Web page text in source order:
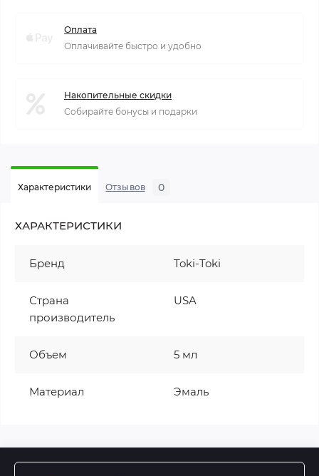
Оплата
Оплачивайте быстро и удобно
Накопительные скидки
Собирайте бонусы и подарки
Характеристики Отзывов 0
ХАРАКТЕРИСТИКИ
Бренд Toki-Toki
Страна
производитель
USA
Объем 5 мл
Материал Эмаль